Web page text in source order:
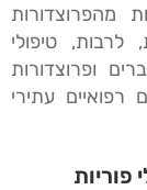
מהפרוצדורות
לרבות, טיפולי
ופרוצדורות
רפואיים עתירי
פוריות